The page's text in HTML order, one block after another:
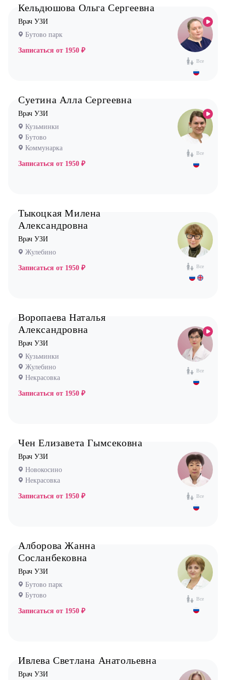
Мануальный терапевт
Невролог
Нефролог
Оториноларинголог (лор)
Офтальмолог (Окулист)
Педиатр
Психиатр
Стоматолог ортопед
Стоматолог хирург
Стоматолог терапевт
Врач УЗИ
Фониатр
Эндокринолог
Новокосино
Все
Кельдюшова Ольга Сергеевна
Врач УЗИ
Бутово парк
Записаться от 1950 ₽
Все
Суетина Алла Сергеевна
Врач УЗИ
Кузьминки
Бутово
Коммунарка
Записаться от 1950 ₽
Все
Тыкоцкая Милена
Александровна
Врач УЗИ
Жулебино
Записаться от 1950 ₽
Все
Воропаева Наталья
Александровна
Врач УЗИ
Кузьминки
Жулебино
Некрасовка
Записаться от 1950 ₽
Все
Чен Елизавета Гымсековна
Врач УЗИ
Новокосино
Некрасовка
Записаться от 1950 ₽
Все
Алборова Жанна
Сосланбековна
Врач УЗИ
Бутово парк
Бутово
Записаться от 1950 ₽
Ивлева Светлана Анатольевна
Врач УЗИ